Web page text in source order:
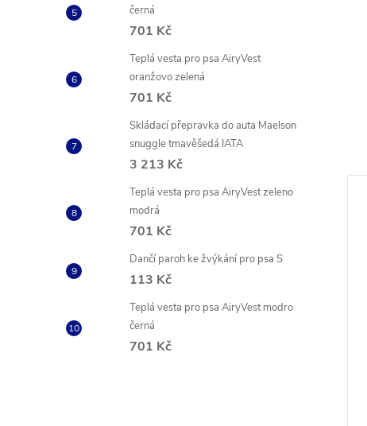
černá
701 Kč
Teplá vesta pro psa AiryVest
oranžovo zelená
701 Kč
Skládací přepravka do auta Maelson
snuggle tmavěšedá IATA
3 213 Kč
Teplá vesta pro psa AiryVest zeleno
modrá
701 Kč
Dančí paroh ke žvýkání pro psa S
113 Kč
Teplá vesta pro psa AiryVest modro
černá
701 Kč